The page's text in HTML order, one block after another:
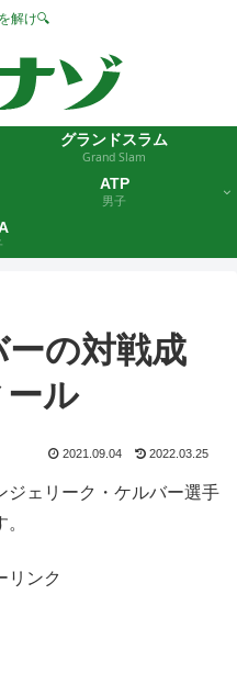
解け🔍
グランドスラム
Grand Slam
ATP
男子
の対戦成
ル
2021.09.04 2022.03.25
ジェリーク・ケルバー選手
リンク